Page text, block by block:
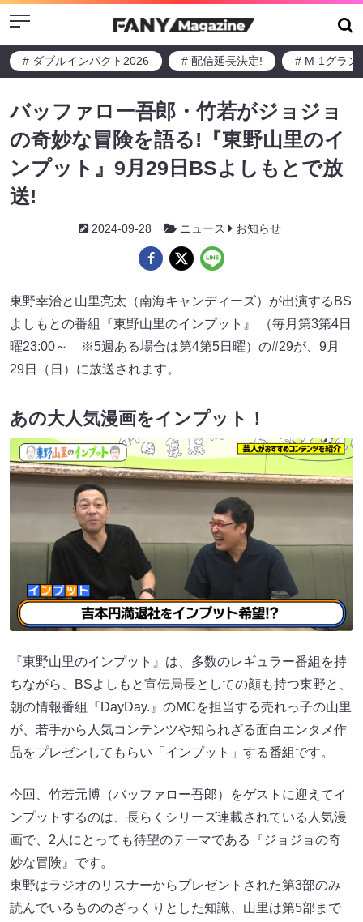
Menu
# ダブルインパクト2026 # 配信延長決定! # M-1グラン
バッファロー吾郎・竹若がジョジョ
の奇妙な冒険を語る!『東野山里のイ
ンプット』9月29日BSよしもとで放
送!
2024-09-28 ニュース お知らせ
東野幸治と山里亮太（南海キャンディーズ）が出演するBS
よしもとの番組『東野山里のインプット』 （毎月第3第4日
曜23:00～ ※5週ある場合は第4第5日曜）の#29が、9月
29日（日）に放送されます。
あの大人気漫画をインプット！
『東野山里のインプット』は、多数のレギュラー番組を持
ちながら、BSよしもと宣伝局長としての顔も持つ東野と、
朝の情報番組『DayDay.』のMCを担当する売れっ子の山里
が、若手から人気コンテンツや知られざる面白エンタメ作
品をプレゼンしてもらい「インプット」する番組です。
今回、竹若元博（バッファロー吾郎）をゲストに迎えてイ
ンプットするのは、長らくシリーズ連載されている人気漫
画で、2人にとっても待望のテーマである『ジョジョの奇
妙な冒険』です。
東野はラジオのリスナーからプレゼントされた第3部のみ
読んでいるもののざっくりとした知識、山里は第5部まで